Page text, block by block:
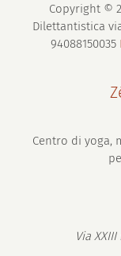
Copyright ©
Dilettantistica via
94088150035
Centro di yoga,
Via